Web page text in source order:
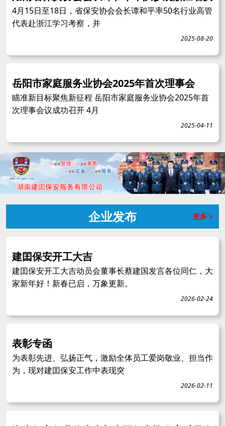
4月15日至18日，省保安协会会长谭和平率50名行业高管
代表赴浙江学习考察，并
2025-08-20
岳阳市家庭服务业协会2025年首次理事会
瞄准新目标聚焦新征程 岳阳市家庭服务业协会2025年首
次理事会议成功召开 4月
2025-04-11
企业发布 更多 >
建囯保安开工大吉
建囯保安开工大吉动员会董事长蔡建国发言各位同仁，大
家新年好！新春已启，万象更新。
2026-02-24
表彰专函
为表彰先进、弘扬正气，激励全体员工爱岗敬业、担当作
为，现对建囯保安工作中表现突
2026-02-11